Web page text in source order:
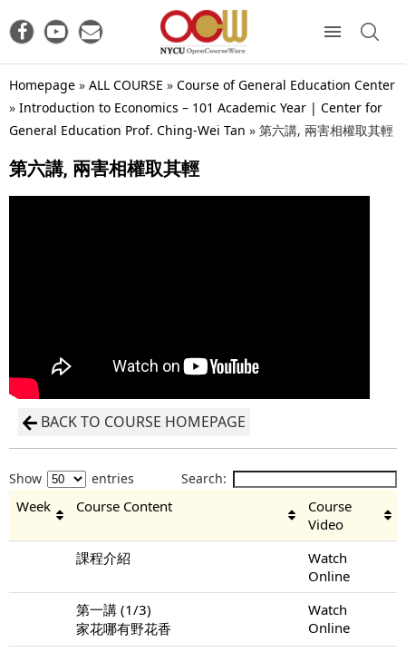
Homepage » ALL COURSE » Course of General Education Center
» Introduction to Economics – 101 Academic Year | Center for
General Education Prof. Ching-Wei Tan » 第六講, 兩害相權取其輕
第六講, 兩害相權取其輕
BACK TO COURSE HOMEPAGE
Show entries Search:
Week Course Content
Course
Video
課程介紹
Watch
Online
第一講 (1/3)
家花哪有野花香
Watch
Online